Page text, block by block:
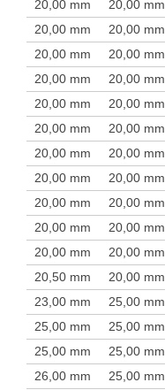
20,00 mm
20,00 mm
20,00 mm
20,00 mm
20,00 mm
20,00 mm
20,00 mm
20,00 mm
20,00 mm
20,00 mm
20,00 mm
20,00 mm
20,00 mm
20,00 mm
20,00 mm
20,00 mm
20,00 mm
20,00 mm
20,00 mm
20,00 mm
20,00 mm
20,00 mm
20,50 mm
20,00 mm
23,00 mm
25,00 mm
25,00 mm
25,00 mm
25,00 mm
25,00 mm
26,00 mm
25,00 mm